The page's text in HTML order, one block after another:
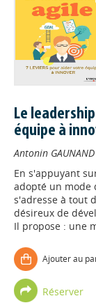
Le
équipe à
Antonin GAUNAND
En s'appuyant
adopté un mode
s'adresse à tout
désireux de
Il propose : une
Ajouter au
Réserver